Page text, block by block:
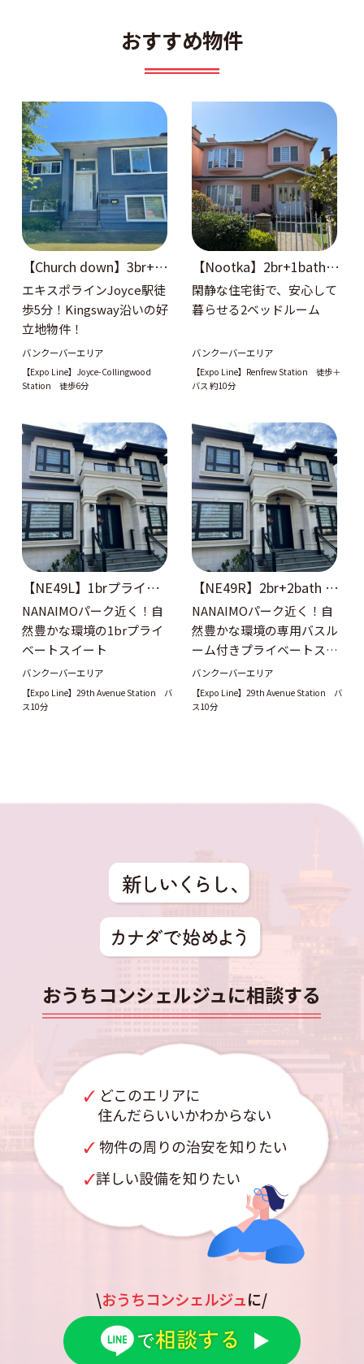
おすすめ物件
【Church down】3br+2b
ath ベースメント
エキスポラインJoyce駅徒
歩5分！Kingsway沿いの好
立地物件！
バンクーバーエリア
【Expo Line】Joyce-Collingwood
Station 徒歩6分
【Nootka】2br+1bath 1
階
閑静な住宅街で、安心して
暮らせる2ベッドルーム
バンクーバーエリア
【Expo Line】Renfrew Station 徒歩＋
バス 約10分
【NE49L】1brプライベー
トスイート
NANAIMOパーク近く！自
然豊かな環境の1brプライ
ベートスイート
バンクーバーエリア
【Expo Line】29th Avenue Station バ
ス10分
【NE49R】2br+2bath プ
ライベートスイート
NANAIMOパーク近く！自
然豊かな環境の専用バスル
ーム付きプライベートスイ
ート
バンクーバーエリア
【Expo Line】29th Avenue Station バ
ス10分
おうちコンシェルジュに相談する
\おうちコンシェルジュに/